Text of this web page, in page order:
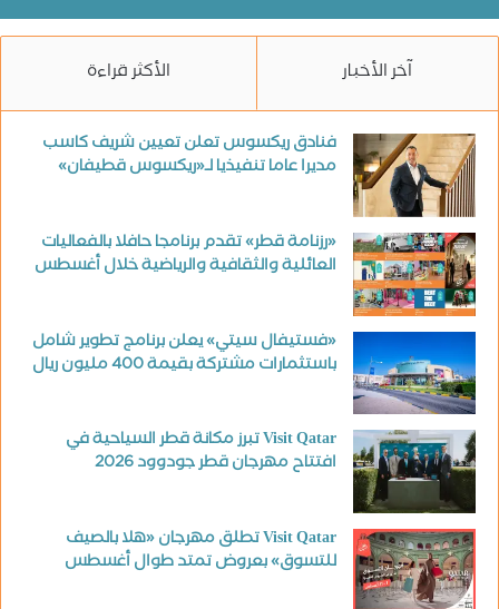
آخر الأخبار الأكثر قراءة
فنادق ريكسوس تعلن تعيين شريف كاسب
مديرا عاما تنفيذيا لـ«ريكسوس قطيفان»
«رزنامة قطر» تقدم برنامجا حافلا بالفعاليات
العائلية والثقافية والرياضية خلال أغسطس
«فستيفال سيتي» يعلن برنامج تطوير شامل
باستثمارات مشتركة بقيمة 400 مليون ريال
Visit Qatar تبرز مكانة قطر السياحية في
افتتاح مهرجان قطر جودوود 2026
Visit Qatar تطلق مهرجان «هلا بالصيف
للتسوق» بعروض تمتد طوال أغسطس